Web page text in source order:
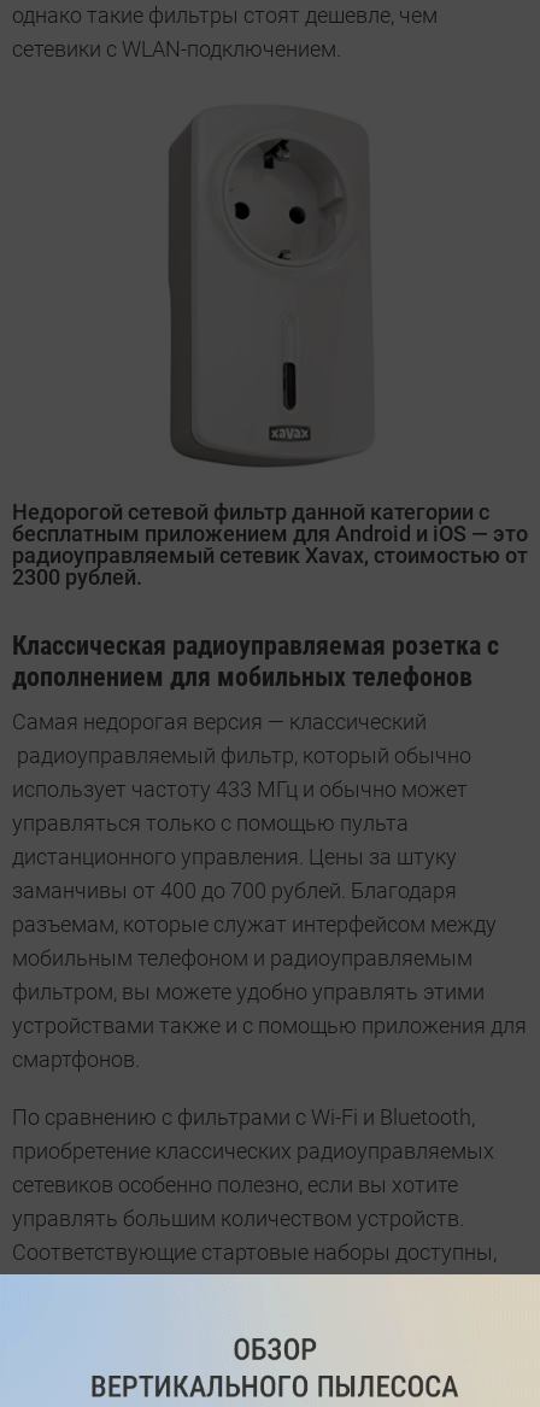
однако такие фильтры стоят дешевле, чем
сетевики с WLAN-подключением.
Недорогой сетевой фильтр данной категории с
бесплатным приложением для Android и iOS — это
радиоуправляемый сетевик Xavax, стоимостью от
2300 рублей.
Классическая радиоуправляемая розетка с
дополнением для мобильных телефонов
Самая недорогая версия — классический
радиоуправляемый фильтр, который обычно
использует частоту 433 МГц и обычно может
управляться только с помощью пульта
дистанционного управления. Цены за штуку
заманчивы от 400 до 700 рублей. Благодаря
разъемам, которые служат интерфейсом между
мобильным телефоном и радиоуправляемым
фильтром, вы можете удобно управлять этими
устройствами также и с помощью приложения для
смартфонов.
По сравнению с фильтрами с Wi-Fi и Bluetooth,
приобретение классических радиоуправляемых
сетевиков особенно полезно, если вы хотите
управлять большим количеством устройств.
Соответствующие стартовые наборы доступны,
начинается примерно с 5600 рублей.
Дополнительный радио-штекер доступен за 1400